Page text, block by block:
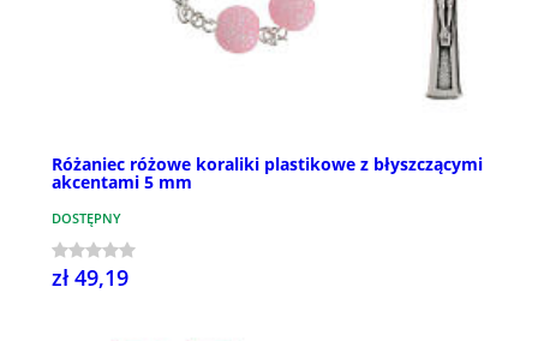
Różaniec różowe koraliki plastikowe z błyszczącymi
akcentami 5 mm
DOSTĘPNY
zł 49,19